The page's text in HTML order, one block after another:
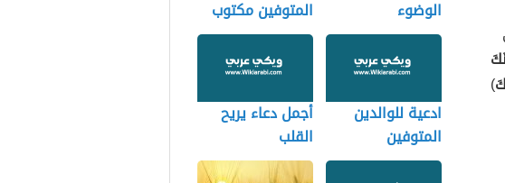
)
الوضوء
المتوفين مكتوب
ادعية للوالدين
المتوفين
أجمل دعاء يريح
القلب